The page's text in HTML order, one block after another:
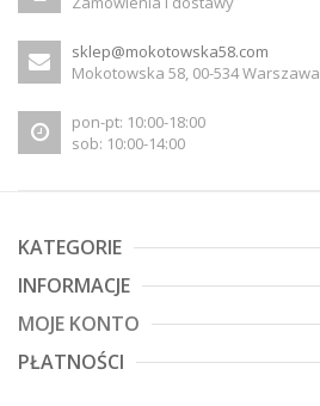
sklep@mokotowska58.com
Mokotowska 58, 00-534 Warszawa
pon-pt: 10:00-18:00
sob: 10:00-14:00
KATEGORIE
INFORMACJE
MOJE KONTO
PŁATNOŚCI